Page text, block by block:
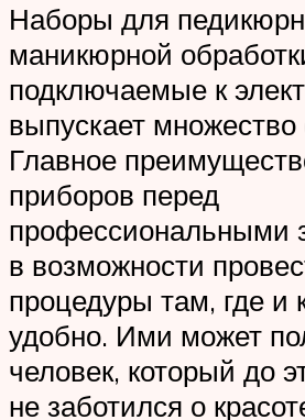
Наборы для
маникюрной
подключаемые к
выпускает
Главное
приборов перед
профессиональными
в возможности
процедуры там, где и
удобно. Ими может
человек, который до
не заботился о